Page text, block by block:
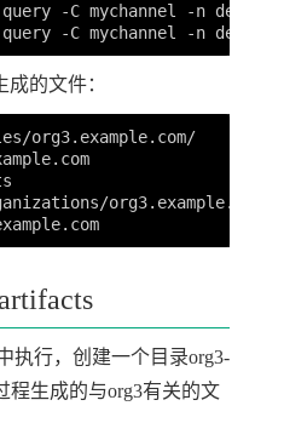
query -C mychannel -n
的文件：
org3.example.com/
org3.example.com/
执行，创建一个目录org3-
程生成的与org3有关的文